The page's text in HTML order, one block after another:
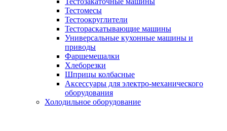
Тестомесы
Тестоокруглители
Тестораскатывающие машины
Универсальные кухонные машины и
приводы
Фаршемешалки
Хлеборезки
Шприцы колбасные
Аксессуары для электро-механического
оборудования
Холодильное оборудование